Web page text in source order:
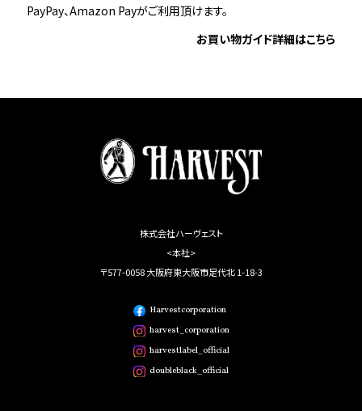
PayPay、Amazon Payがご利用頂けます。
お買い物ガイド詳細はこちら
株式会社ハーヴェスト
<本社>
〒577-0058 大阪府東大阪市足代北 1-18-3
Harvestcorporation
harvest_corporation
harvestlabel_official
doubleblack_official